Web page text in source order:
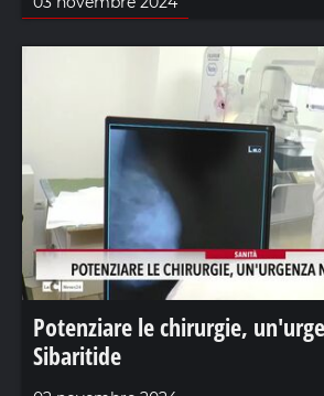
Potenziare le chirurgie,
Sibaritide